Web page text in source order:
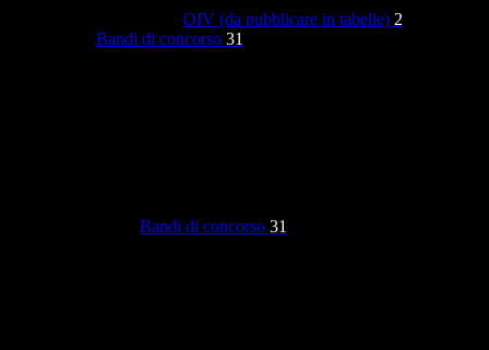
OIV (da pubblicare in tabelle) 2
Bandi di concorso 31
Bandi di concorso 31